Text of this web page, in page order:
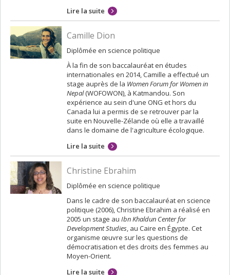
Lire la suite
Camille Dion
Diplômée en science politique
À la fin de son baccalauréat en études
internationales en 2014, Camille a effectué un
stage auprès de la Women Forum for Women in
Nepal(WOFOWON), à Katmandou. Son
expérience au sein d'une ONG et hors du
Canada lui a permis de se retrouver par la
suite en Nouvelle-Zélande où elle a travaillé
dans le domaine de l'agriculture écologique.
Lire la suite
Christine Ebrahim
Diplômée en science politique
Dans le cadre de son baccalauréat en science
politique (2006), Christine Ebrahim a réalisé en
2005 un stage auIbn Khaldun Center for
Development Studies, au Caire en Égypte. Cet
organisme œuvre sur les questions de
démocratisation et des droits des femmes au
Moyen-Orient.
Lire la suite